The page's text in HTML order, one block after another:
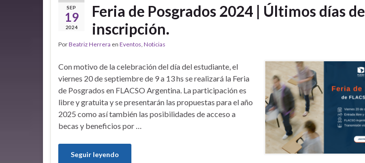
SEP
19
2024
Feria de Posgrados 2024 | Últimos días de
inscripción.
PorBeatriz Herrera en Eventos Noticias
Con motivo de la celebración del día del estudiante, el
viernes 20 de septiembre de 9 a 13 hs se realizará la Feria
de Posgrados en FLACSO Argentina. La participación es
libre y gratuita y se presentarán las propuestas para el año
2025 como así también las posibilidades de acceso a
becas y beneficios por …
Seguir leyendo